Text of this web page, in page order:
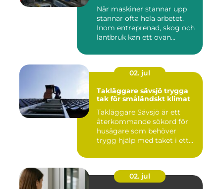
När maskiner stannar upp
stannar ofta hela arbetet.
Inom entreprenad, skog och
lantbruk kan ett ovän...
02. jul
Takläggare sävsjö trygga
tak för småländskt klimat
Takläggare Sävsjö är ett
återkommande sökord för
husägare som behöver
trygg hjälp med taket i ett
02. jul